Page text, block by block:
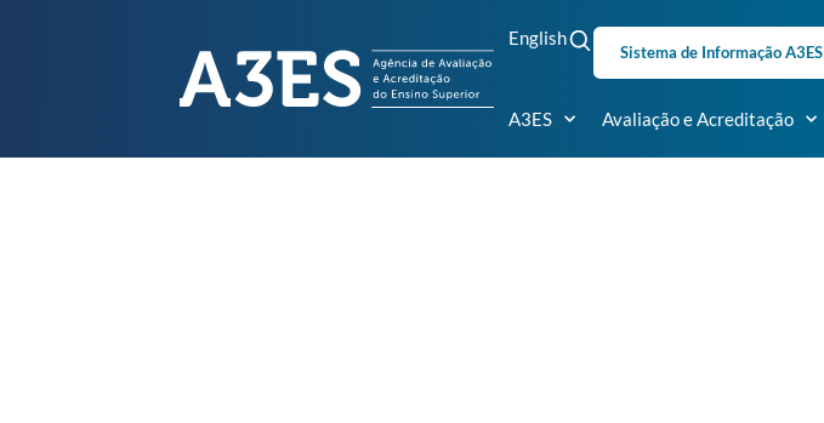
English
Sistema de Informação A3ES
A3ES Avaliação e Acreditação